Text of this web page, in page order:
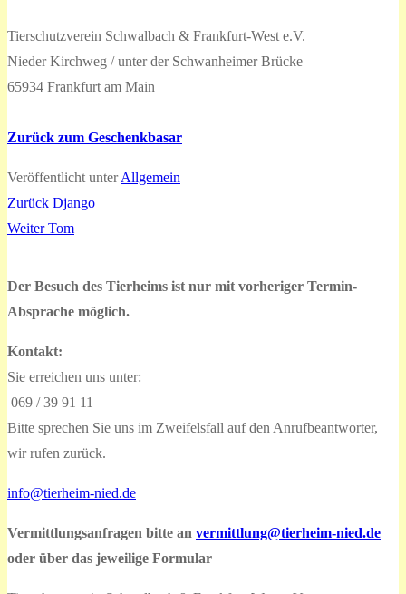
Tierschutzverein Schwalbach & Frankfurt-West e.V.
Nieder Kirchweg / unter der Schwanheimer Brücke
65934 Frankfurt am Main
Zurück zum Geschenkbasar
Veröffentlicht unterAllgemein
Beitragsnavigation
Zurück Vorheriger
Beitrag:
Django
Weiter Nächster
Tom
Der Besuch des Tierheims ist nur mit vorheriger Termin-
Absprache möglich.
Kontakt:
Sie erreichen uns unter:
069 / 39 91 11
Bitte sprechen Sie uns im Zweifelsfall auf den Anrufbeantworter,
wir rufen zurück.
info@tierheim-nied.de
Vermittlungsanfragen bitte an vermittlung@tierheim-nied.de
oder über das jeweilige Formular